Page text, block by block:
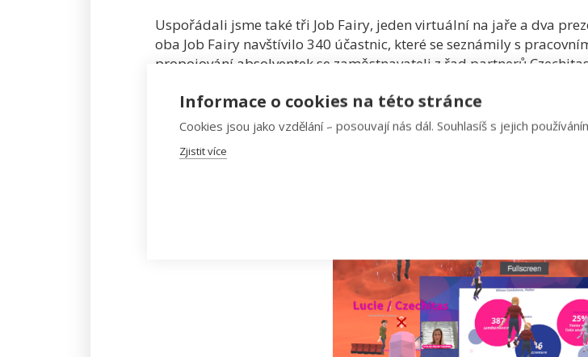
Uspořádali jsme také tři Job Fairy, jeden virtuální na jaře a dva
oba Job Fairy navštívilo 340 účastnic, které se seznámily s
propojování absolventek se zaměstnavateli z řad partnerů
juniorních volných pozic partnerů Czechitas.
Informace o cookies na této stránce
Cookies jsou jako vzdělání – posouvají nás dál. Souhlasíš s jejich
Zjistit více